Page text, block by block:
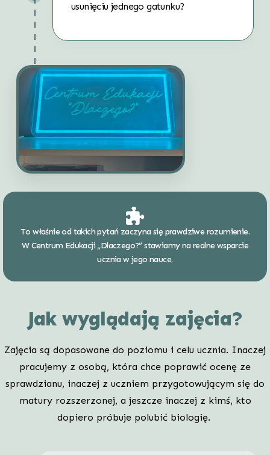
usunięciu jednego gatunku?
To właśnie od takich pytań zaczyna się prawdziwe rozumienie.
W Centrum Edukacji „Dlaczego?” stawiamy na realne wsparcie
ucznia w jego nauce.
Jak wyglądają zajęcia?
Zajęcia są dopasowane do poziomu i celu ucznia. Inaczej
pracujemy z osobą, która chce poprawić ocenę ze
sprawdzianu, inaczej z uczniem przygotowującym się do
matury rozszerzonej, a jeszcze inaczej z kimś, kto
dopiero próbuje polubić biologię.